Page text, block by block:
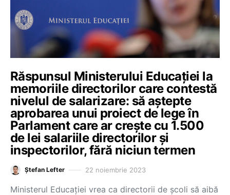
Răspunsul Ministerului Educației la
memoriile directorilor care contestă
nivelul de salarizare: să aștepte
aprobarea unui proiect de lege în
Parlament care ar crește cu 1.500
de lei salariile directorilor și
inspectorilor, fără niciun termen
Ștefan Lefter 22 noiembrie 2023
Ministerul Educației vrea ca directorii de școli să aibă